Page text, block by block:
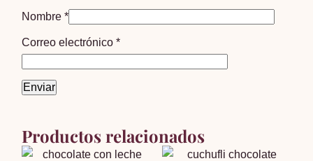
Nombre*
Correo electrónico*
Productos relacionados